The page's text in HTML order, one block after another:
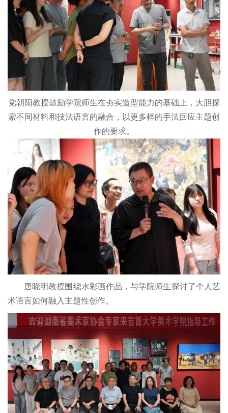
党朝阳教授鼓励学院师生在夯实造型能力的基础上，大胆探
索不同材料和技法语言的融合，以更多样的手法回应主题创
作的要求。
唐晓明教授围绕水彩画作品，与学院师生探讨了个人艺
术语言如何融入主题性创作。